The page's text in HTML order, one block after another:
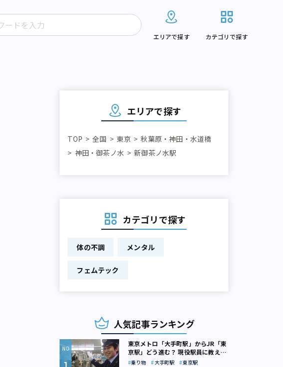
エリアで探す カテゴリで探す
エリアで探す
TOP 全国 東京
秋葉原・神田・水道橋
神田・御茶ノ水
新御茶ノ水駅
カテゴリで探す
体の不調 メンタル
フェムテック
人気記事ランキング
東京メトロ「大手町駅」からJR「東
京駅」どう進む？ 現役駅員に教えて
もらいました
乗り物 大手町駅
東京駅